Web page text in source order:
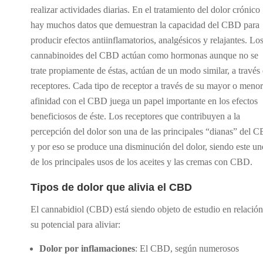
realizar actividades diarias. En el tratamiento del dolor crónico
hay muchos datos que demuestran la capacidad del CBD para
producir efectos antiinflamatorios, analgésicos y relajantes. Los
cannabinoides del CBD actúan como hormonas aunque no se
trate propiamente de éstas, actúan de un modo similar, a través
receptores. Cada tipo de receptor a través de su mayor o menor
afinidad con el CBD juega un papel importante en los efectos
beneficiosos de éste. Los receptores que contribuyen a la
percepción del dolor son una de las principales “dianas” del
y por eso se produce una disminución del dolor, siendo este
de los principales usos de los aceites y las cremas con CBD.
Tipos de dolor que alivia el CBD
El cannabidiol (CBD) está siendo objeto de estudio en
su potencial para aliviar:
Dolor por inflamaciones: El CBD, según numerosos